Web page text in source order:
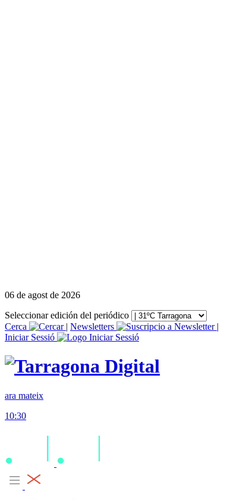
06 de agost de 2026
Seleccionar edición del periódico
Cerca
| Newsletters
|
Iniciar Sessió
ara mateix
10:30